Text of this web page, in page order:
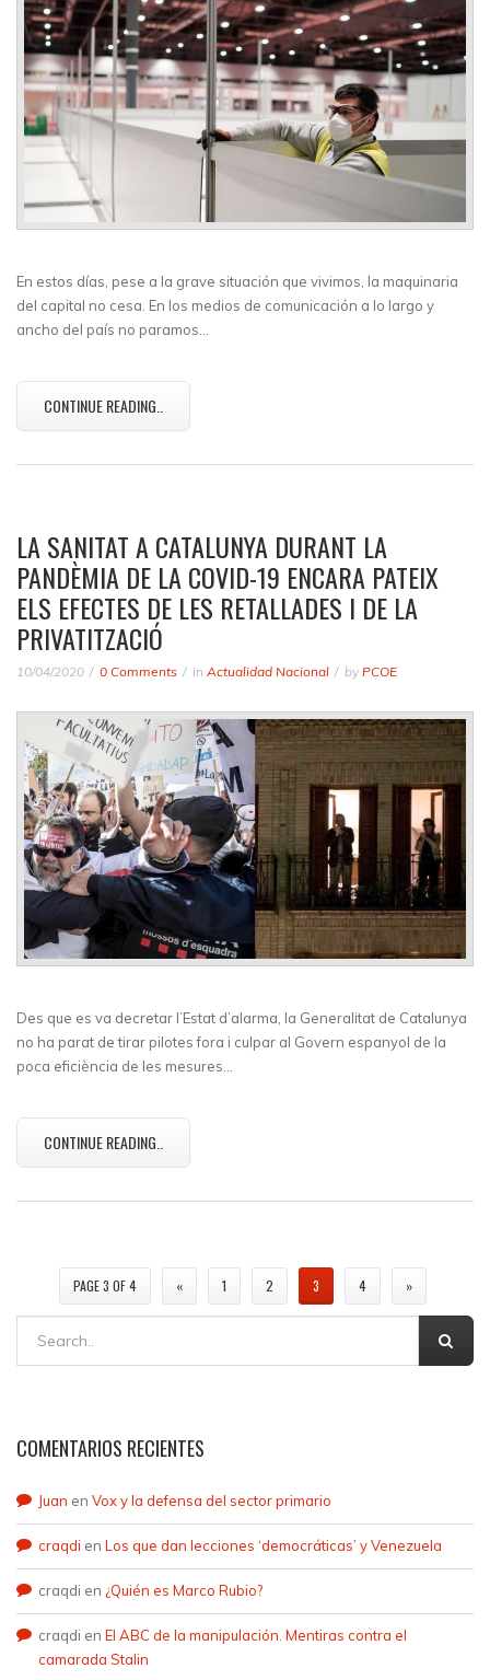
En estos días, pese a la grave situación que vivimos, la maquinaria
del capital no cesa. En los medios de comunicación a lo largo y
ancho del país no paramos…
CONTINUE READING..
LA SANITAT A CATALUNYA DURANT LA
PANDÈMIA DE LA COVID-19 ENCARA PATEIX
ELS EFECTES DE LES RETALLADES I DE LA
PRIVATITZACIÓ
10/04/2020 0 Comments in Actualidad Nacional by PCOE
Des que es va decretar l’Estat d’alarma, la Generalitat de Catalunya
no ha parat de tirar pilotes fora i culpar al Govern espanyol de la
poca eficiència de les mesures…
CONTINUE READING..
PAGE 3 OF 4 « 1 2 3 4 »
COMENTARIOS RECIENTES
Juan en Vox y la defensa del sector primario
craqdi en Los que dan lecciones ‘democráticas’ y Venezuela
craqdi en ¿Quién es Marco Rubio?
craqdi en El ABC de la manipulación. Mentiras contra el
camarada Stalin